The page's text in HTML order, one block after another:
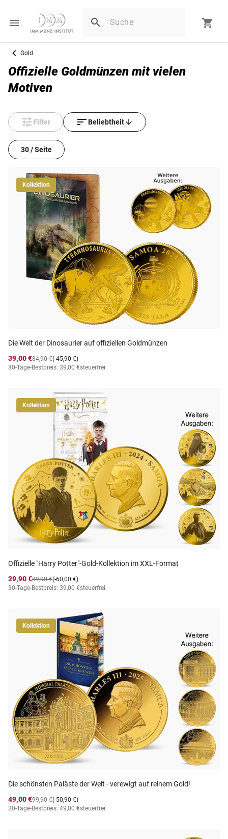
Gold
Offizielle Goldmünzen mit vielen
Motiven
Filter Beliebtheit
30 / Seite
Kollektion
Die Welt der Dinosaurier auf offiziellen Goldmünzen
39,00 €
(-45,90 €)
84,90 €
30-Tage-Bestpreis: 39,00 €steuerfrei
Kollektion
Offizielle "Harry Potter"-Gold-Kollektion im XXL-Format
29,90 €
(-60,00 €)
89,90 €
30-Tage-Bestpreis: 39,00 €steuerfrei
Kollektion
Die schönsten Paläste der Welt - verewigt auf reinem Gold!
49,00 €
(-50,90 €)
99,90 €
30-Tage-Bestpreis: 49,00 €steuerfrei